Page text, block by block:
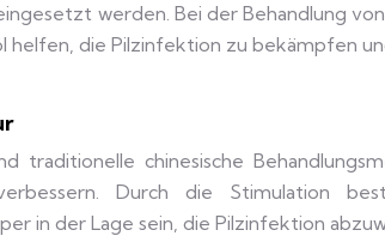
werden. Bei der Behandlung
helfen, die Pilzinfektion zu bekämpfen
traditionelle chinesische
Durch die Stimulation
in der Lage sein, die Pilzinfektion